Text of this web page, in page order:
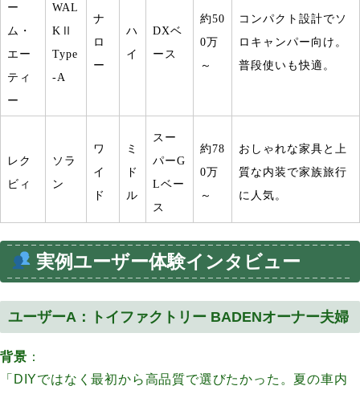
ー
ム・
エー
ティ
ー
WAL
KⅡ
Type
-A
ナ
ロ
ー
ハ
イ
DXベ
ース
約50
0万
～
コンパクト設計でソ
ロキャンパー向け。
普段使いも快適。
レク
ビィ
ソラ
ン
ワ
イ
ド
ミ
ド
ル
スー
パーG
Lベー
ス
約 78
0万
～
おしゃれな家具と上
質な内装で家族旅行
に人気。
実例ユーザー体験インタビュー
ユーザーA：トイファクトリー BADENオーナー夫婦
背景 ：
「DIYではなく最初から高品質で選びたかった。夏の車内